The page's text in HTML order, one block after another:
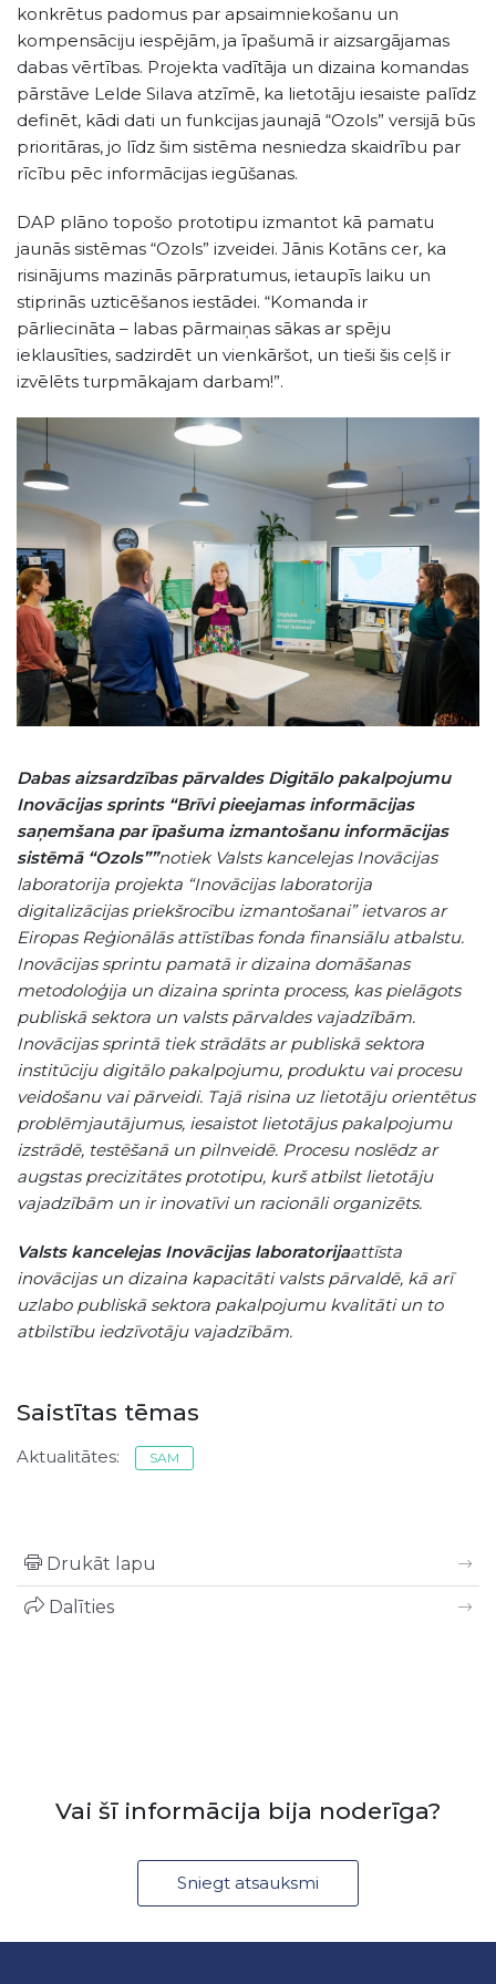
konkrētus padomus par apsaimniekošanu un
kompensāciju iespējām, ja īpašumā ir aizsargājamas
dabas vērtības. Projekta vadītāja un dizaina komandas
pārstāve Lelde Silava atzīmē, ka lietotāju iesaiste palīdz
definēt, kādi dati un funkcijas jaunajā “Ozols” versijā būs
prioritāras, jo līdz šim sistēma nesniedza skaidrību par
rīcību pēc informācijas iegūšanas.
DAP plāno topošo prototipu izmantot kā pamatu
jaunās sistēmas “Ozols” izveidei. Jānis Kotāns cer, ka
risinājums mazinās pārpratumus, ietaupīs laiku un
stiprinās uzticēšanos iestādei. “Komanda ir
pārliecināta – labas pārmaiņas sākas ar spēju
ieklausīties, sadzirdēt un vienkāršot, un tieši šis ceļš ir
izvēlēts turpmākajam darbam!”.
Dabas aizsardzības pārvaldes Digitālo pakalpojumu
Inovācijas sprints “Brīvi pieejamas informācijas
saņemšana par īpašuma izmantošanu informācijas
sistēmā “Ozols””notiek Valsts kancelejas Inovācijas
laboratorija projekta “Inovācijas laboratorija
digitalizācijas priekšrocību izmantošanai” ietvaros ar
Eiropas Reģionālās attīstības fonda finansiālu atbalstu.
Inovācijas sprintu pamatā ir dizaina domāšanas
metodoloģija un dizaina sprinta process, kas pielāgots
publiskā sektora un valsts pārvaldes vajadzībām.
Inovācijas sprintā tiek strādāts ar publiskā sektora
institūciju digitālo pakalpojumu, produktu vai procesu
veidošanu vai pārveidi. Tajā risina uz lietotāju orientētus
problēmjautājumus, iesaistot lietotājus pakalpojumu
izstrādē, testēšanā un pilnveidē. Procesu noslēdz ar
augstas precizitātes prototipu, kurš atbilst lietotāju
vajadzībām un ir inovatīvi un racionāli organizēts.
Valsts kancelejas Inovācijas laboratorijaattīsta
inovācijas un dizaina kapacitāti valsts pārvaldē, kā arī
uzlabo publiskā sektora pakalpojumu kvalitāti un to
atbilstību iedzīvotāju vajadzībām.
Saistītas tēmas
Aktualitātes: SAM
Drukāt lapu
Dalīties
Vai šī informācija bija noderīga?
Sniegt atsauksmi